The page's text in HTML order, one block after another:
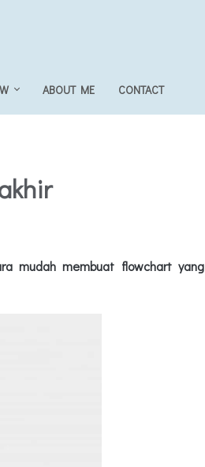
ABOUT ME CONTACT
mudah membuat flowchart yang